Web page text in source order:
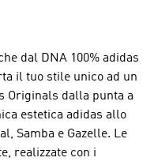
dal DNA 100% adidas
il tuo stile unico ad un
Originals dalla punta a
estetica adidas allo
Samba e Gazelle. Le
realizzate con i